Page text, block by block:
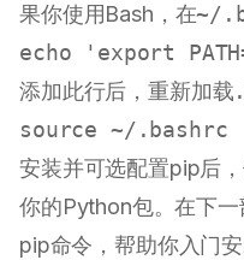
果你使用Bash，在~/
echo
'export
添加此行后，重新加载
source
安装并可选配置pip后
你的Python包。在下
pip命令，帮助你入门